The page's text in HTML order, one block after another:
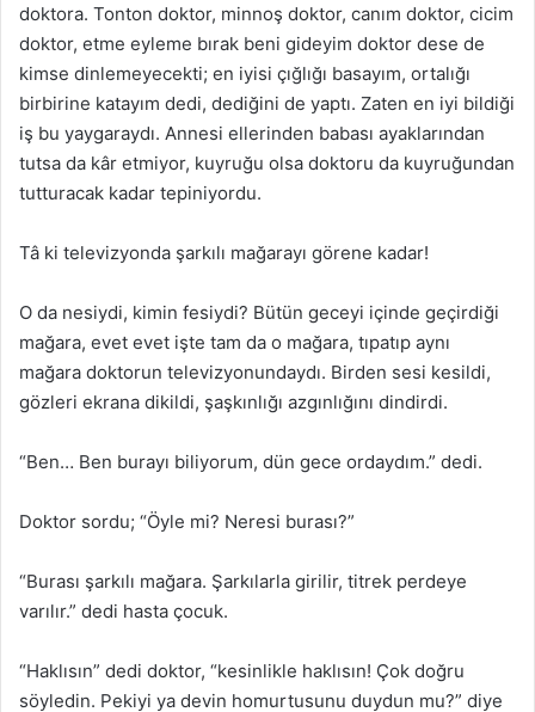
doktora. Tonton doktor, minnoş doktor, canım doktor, cicim
doktor, etme eyleme bırak beni gideyim doktor dese de
kimse dinlemeyecekti; en iyisi çığlığı basayım, ortalığı
birbirine katayım dedi, dediğini de yaptı. Zaten en iyi bildiği
iş bu yaygaraydı. Annesi ellerinden babası ayaklarından
tutsa da kâr etmiyor, kuyruğu olsa doktoru da kuyruğundan
tutturacak kadar tepiniyordu.
Tâ ki televizyonda şarkılı mağarayı görene kadar!
O da nesiydi, kimin fesiydi? Bütün geceyi içinde geçirdiği
mağara, evet evet işte tam da o mağara, tıpatıp aynı
mağara doktorun televizyonundaydı. Birden sesi kesildi,
gözleri ekrana dikildi, şaşkınlığı azgınlığını dindirdi.
“Ben… Ben burayı biliyorum, dün gece ordaydım.” dedi.
Doktor sordu; “Öyle mi? Neresi burası?”
“Burası şarkılı mağara. Şarkılarla girilir, titrek perdeye
varılır.” dedi hasta çocuk.
“Haklısın” dedi doktor, “kesinlikle haklısın! Çok doğru
söyledin. Pekiyi ya devin homurtusunu duydun mu?” diye